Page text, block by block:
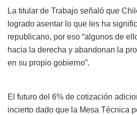
La titular de Trabajo señaló que
logrado asentar lo que les ha
republicano, por eso “algunos de
hacia la derecha y abandonan la
en su propio gobierno”.
El futuro del 6% de cotización
incierto dado que la Mesa Técnica